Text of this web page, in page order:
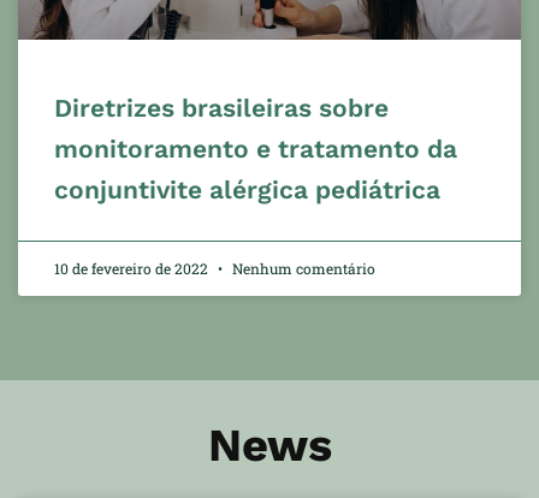
Diretrizes brasileiras sobre
monitoramento e tratamento da
conjuntivite alérgica pediátrica
10 de fevereiro de 2022 Nenhum comentário
News